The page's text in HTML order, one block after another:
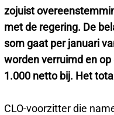
zojuist
met de regering. De
som gaat per januari
worden verruimd en
1.000 netto bij. Het
CLO-voorzitter die